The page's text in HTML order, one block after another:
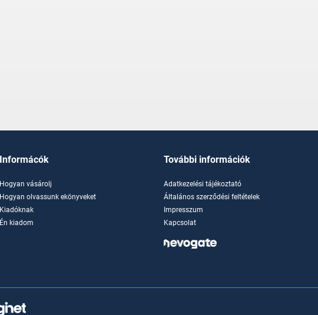
Informácók
Hogyan vásárolj
Hogyan olvassunk ekönyveket
Kiadóknak
Én kiadom
További információk
Adatkezelési tájékoztató
Általános szerződési feltételek
Impresszum
Kapcsolat